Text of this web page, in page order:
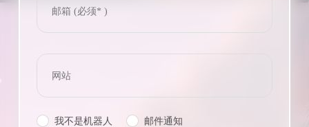
我不是机器人 邮件通知